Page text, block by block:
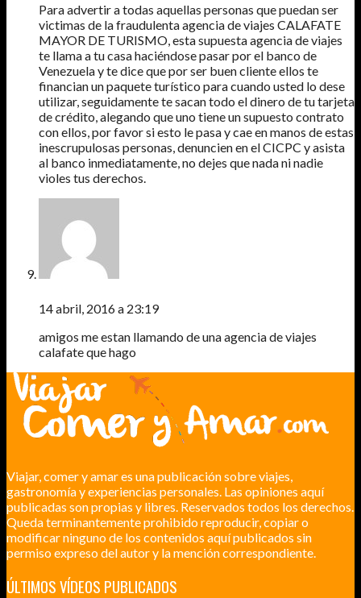
Para advertir a todas aquellas personas que puedan ser
victimas de la fraudulenta agencia de viajes CALAFATE
MAYOR DE TURISMO, esta supuesta agencia de viajes
te llama a tu casa haciéndose pasar por el banco de
Venezuela y te dice que por ser buen cliente ellos te
financian un paquete turístico para cuando usted lo dese
utilizar, seguidamente te sacan todo el dinero de tu tarjeta
de crédito, alegando que uno tiene un supuesto contrato
con ellos, por favor si esto le pasa y cae en manos de estas
inescrupulosas personas, denuncien en el CICPC y asista
al banco inmediatamente, no dejes que nada ni nadie
violes tus derechos.
14 abril, 2016 a 23:19
amigos me estan llamando de una agencia de viajes
calafate que hago
Viajar, comer y amar es una publicación sobre viajes,
gastronomía y experiencias personales. Las opiniones aquí
publicadas son propias y libres. Reservados todos los derechos.
Queda terminantemente prohibido reproducir, copiar o
modificar ninguno de los contenidos aquí publicados sin
permiso expreso del autor y la mención correspondiente.
ÚLTIMOS VÍDEOS PUBLICADOS